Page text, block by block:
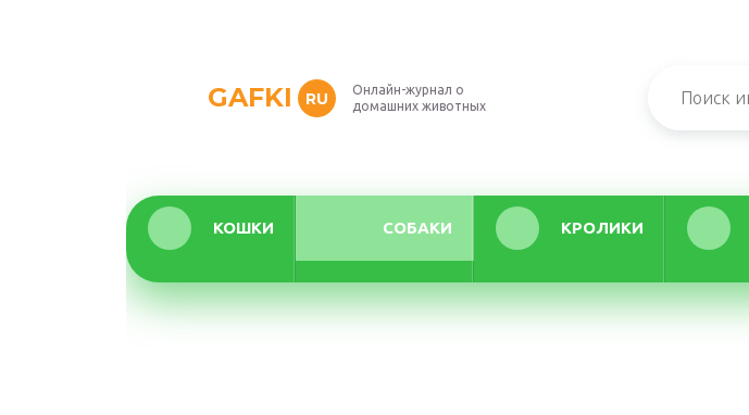
GAFKI RU
Онлайн-журнал о
домашних животных
КОШКИ СОБАКИ КРОЛИКИ